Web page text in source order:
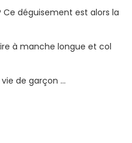
Ce déguisement est alors la
à manche longue et col
de garçon …